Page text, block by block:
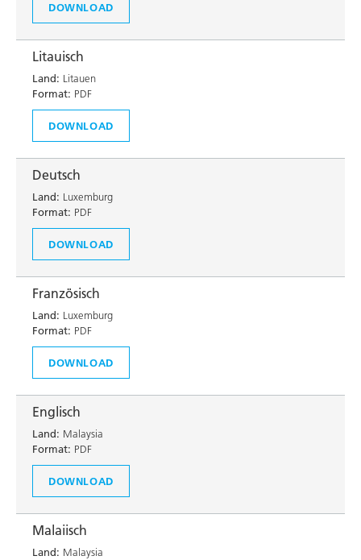
DOWNLOAD
Litauisch
Land: Litauen
Format: PDF
DOWNLOAD
Deutsch
Land: Luxemburg
Format: PDF
DOWNLOAD
Französisch
Land: Luxemburg
Format: PDF
DOWNLOAD
Englisch
Land: Malaysia
Format: PDF
DOWNLOAD
Malaiisch
Land: Malaysia